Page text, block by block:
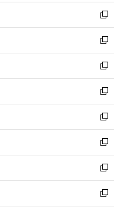
ウ
で
開
く
ン
ド
ウ
で
開
く
ウ
ィ
ン
ド
ウ
で
開
く
し
い
ウ
ィ
ン
ド
ウ
で
開
く
新
し
い
ウ
ィ
ン
ド
ウ
で
開
く
新
し
い
ウ
ィ
ン
ド
ウ
で
開
く
新
し
い
ウ
ィ
ン
ド
ウ
で
開
く
新
し
い
ウ
ィ
ン
ド
ウ
で
新
し
い
ウ
ィ
ン
ド
新
し
い
ウ
ィ
新
し
い
新